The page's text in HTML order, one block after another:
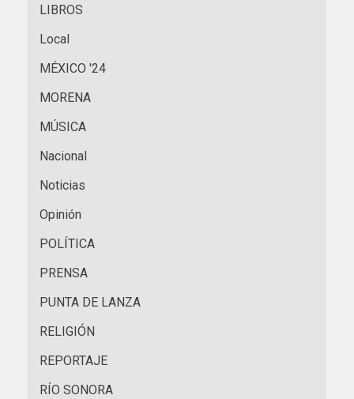
LIBROS
Local
MÉXICO '24
MORENA
MÚSICA
Nacional
Noticias
Opinión
POLÍTICA
PRENSA
PUNTA DE LANZA
RELIGIÓN
REPORTAJE
RÍO SONORA